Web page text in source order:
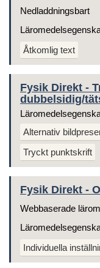
Nedladdningsbart
Åtkomlig text
Fysik Direkt -
dubbelsidig/
Alternativ
Tryckt punktskrift
Fysik Direkt -
Webbaserade
Individuella